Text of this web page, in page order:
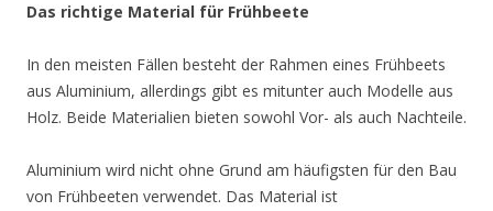
Das richtige Material für Frühbeete
In den meisten Fällen besteht der Rahmen eines Frühbeets
aus Aluminium, allerdings gibt es mitunter auch Modelle aus
Holz. Beide Materialien bieten sowohl Vor- als auch Nachteile.
Aluminium wird nicht ohne Grund am häufigsten für den Bau
von Frühbeeten verwendet. Das Material ist